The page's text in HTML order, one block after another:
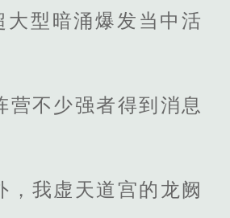
型暗涌爆发当中活
营不少强者得到消息
，我虚天道宫的龙阙